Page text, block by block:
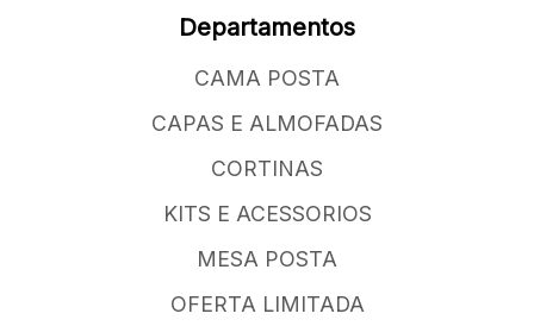
Departamentos
CAMA POSTA
CAPAS E ALMOFADAS
CORTINAS
KITS E ACESSORIOS
MESA POSTA
OFERTA LIMITADA